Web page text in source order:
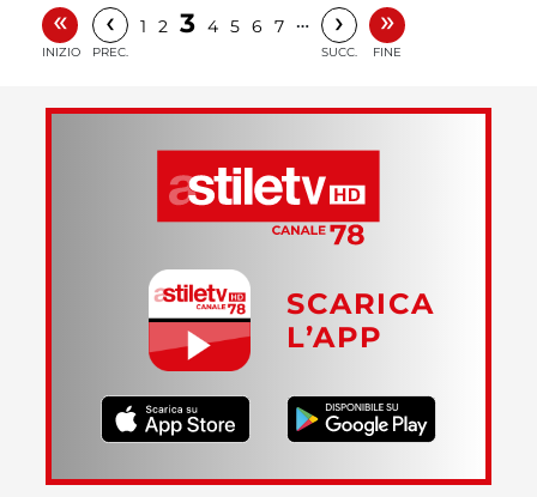
«
INIZIO
‹
PREC.
1 2 3 4 5 6 7 … ›
SUCC.
»
FINE
SCARICA
L’APP